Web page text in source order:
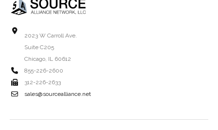
2023 W Carroll Ave.
Suite C205
Chicago, IL 60612
855-226-2600
312-226-2633
sales@sourcealliance.net